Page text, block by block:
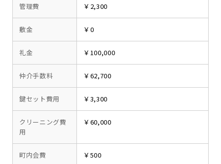
管理費 ￥2,300
敷金 ￥0
礼金 ￥100,000
仲介手数料 ￥62,700
鍵セット費用 ￥3,300
クリーニング費
用
￥60,000
町内会費 ￥500